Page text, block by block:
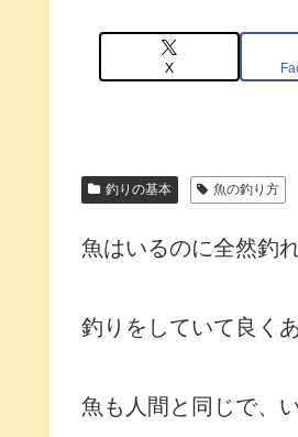
X
釣りの基本 魚の釣り方
魚はいるのに全然釣
釣りをしていて良く
魚も人間と同じで、